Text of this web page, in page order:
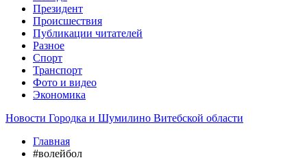
Президент
Происшествия
Публикации читателей
Разное
Спорт
Транспорт
Фото и видео
Экономика
Новости Городка и Шумилино Витебской области
Главная
#волейбол